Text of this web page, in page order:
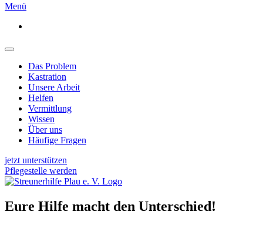
Menü
Das Problem
Kastration
Unsere Arbeit
Helfen
Vermittlung
Wissen
Über uns
Häufige Fragen
jetzt unterstützen
Pflegestelle werden
Eure Hilfe macht den Unterschied!